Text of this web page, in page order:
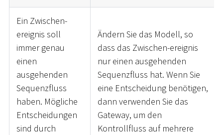
Ein Zwischen-
ereignis soll
immer genau
einen
ausgehenden
Sequenzfluss
haben. Mögliche
Entscheidungen
sind durch
Ändern Sie das Modell, so
dass das Zwischen-ereignis
nur einen ausgehenden
Sequenzfluss hat. Wenn Sie
eine Entscheidung benötigen,
dann verwenden Sie das
Gateway, um den
Kontrollfluss auf mehrere